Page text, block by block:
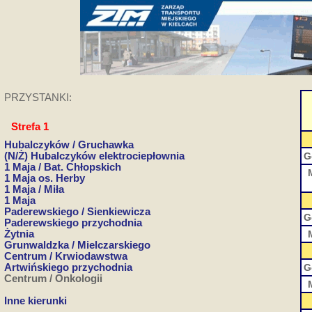
PRZYSTANKI:
Strefa 1
Hubalczyków / Gruchawka
(N/Ż) Hubalczyków elektrociepłownia
1 Maja / Bat. Chłopskich
1 Maja os. Herby
1 Maja / Miła
1 Maja
Paderewskiego / Sienkiewicza
Paderewskiego przychodnia
Żytnia
Grunwaldzka / Mielczarskiego
Centrum / Krwiodawstwa
Artwińskiego przychodnia
Centrum / Onkologii
Inne kierunki